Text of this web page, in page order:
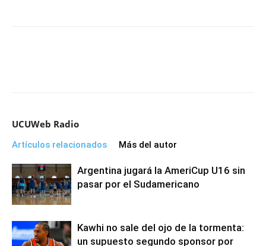
UCUWeb Radio
Artículos relacionados Más del autor
Argentina jugará la AmeriCup U16 sin
pasar por el Sudamericano
Kawhi no sale del ojo de la tormenta:
un supuesto segundo sponsor por